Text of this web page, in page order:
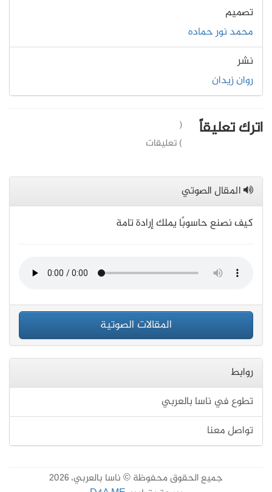
تصميم
محمد نور حماده
نشر
روان زيدان
اترك تعليقاً
(
) تعليقات
المقال الصوتي
كيف نصنع حاسوبًا يملك إرادة تامة
المقالات الصوتية
روابط
تطوع في ناسا بالعربي
تواصل معنا
جميع الحقوق محفوظة © ناسا بالعربي، 2026